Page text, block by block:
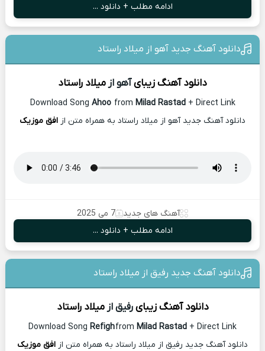
ادامه مطلب + دانلود ...
دانلود آهنگ جدید آهو از میلاد راستاد
دانلود آهنگ زیبایآهو ازمیلاد راستاد
Download Song Ahoo from Milad Rastad+ Direct Link
دانلود آهنگ جدید آهو از میلاد راستاد به همراه متن از افق موزیک
آهنگ های جدید
7 می 2025
ادامه مطلب + دانلود ...
دانلود آهنگ جدید رفیق از میلاد راستاد
دانلود آهنگ زیبای رفیق ازمیلاد راستاد
Download Song Refighfrom Milad Rastad + Direct Link
دانلود آهنگ جدید رفیق از میلاد راستاد به همراه متن از افق موزیک